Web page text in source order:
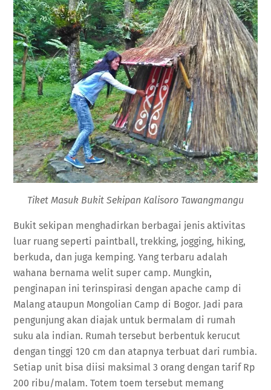
Tiket Masuk Bukit Sekipan Kalisoro Tawangmangu
Bukit sekipan menghadirkan berbagai jenis aktivitas
luar ruang seperti paintball, trekking, jogging, hiking,
berkuda, dan juga kemping. Yang terbaru adalah
wahana bernama welit super camp. Mungkin,
penginapan ini terinspirasi dengan apache camp di
Malang ataupun Mongolian Camp di Bogor. Jadi para
pengunjung akan diajak untuk bermalam di rumah
suku ala indian. Rumah tersebut berbentuk kerucut
dengan tinggi 120 cm dan atapnya terbuat dari rumbia.
Setiap unit bisa diisi maksimal 3 orang dengan tarif Rp
200 ribu/malam. Totem toem tersebut memang